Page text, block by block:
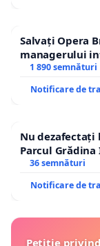
Salvați Opera
managerului
1 890 semnături
Notificare de
Nu dezafectați
Parcul
36 semnături
Notificare de
Petiție